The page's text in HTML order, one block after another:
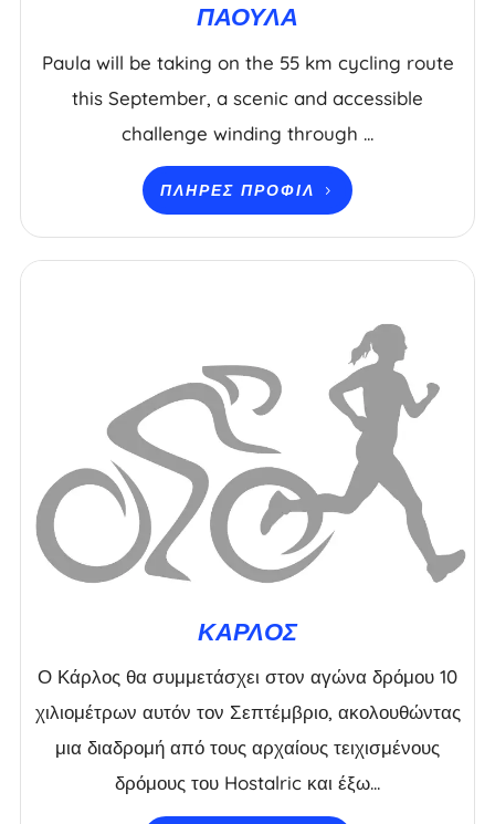
ΠΆΟΥΛΑ
Paula will be taking on the 55 km cycling route
this September, a scenic and accessible
challenge winding through ...
ΠΛΉΡΕΣ ΠΡΟΦΊΛ
ΚΑΡΛΟΣ
Ο Κάρλος θα συμμετάσχει στον αγώνα δρόμου 10
χιλιομέτρων αυτόν τον Σεπτέμβριο, ακολουθώντας
μια διαδρομή από τους αρχαίους τειχισμένους
δρόμους του Hostalric και έξω...